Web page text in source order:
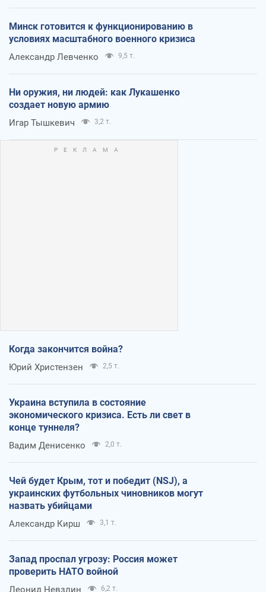
Минск готовится к функционированию в
условиях масштабного военного кризиса
Александр Левченко 9,5 т.
Ни оружия, ни людей: как Лукашенко
создает новую армию
Игар Тышкевич 3,2 т.
Когда закончится война?
Юрий Христензен 2,5 т.
Украина вступила в состояние
экономического кризиса. Есть ли свет в
конце туннеля?
Вадим Денисенко 2,0 т.
Чей будет Крым, тот и победит (NSJ), а
украинских футбольных чиновников могут
назвать убийцами
Александр Кирш 3,1 т.
Запад проспал угрозу: Россия может
проверить НАТО войной
Леонид Невзлин 6,2 т.